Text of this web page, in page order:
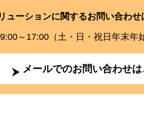
ューションに関するお問い合わせ
9:00～17:00（土・日・祝日年末年
メールでのお問い合わせは